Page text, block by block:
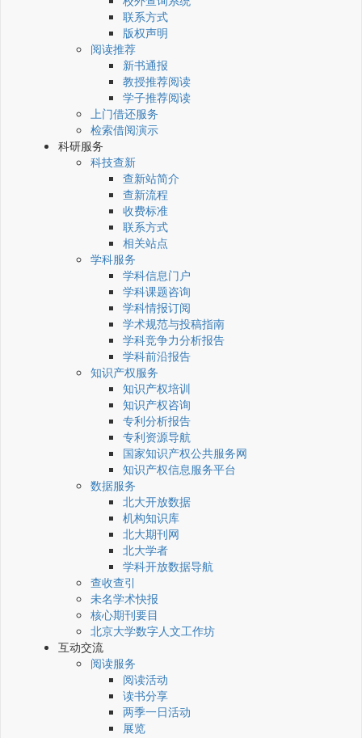
联系方式
版权声明
阅读推荐
新书通报
教授推荐阅读
学子推荐阅读
上门借还服务
检索借阅演示
科研服务
科技查新
查新站简介
查新流程
收费标准
联系方式
相关站点
学科服务
学科信息门户
学科课题咨询
学科情报订阅
学术规范与投稿指南
学科竞争力分析报告
学科前沿报告
知识产权服务
知识产权培训
知识产权咨询
专利分析报告
专利资源导航
国家知识产权公共服务网
知识产权信息服务平台
数据服务
北大开放数据
机构知识库
北大期刊网
北大学者
学科开放数据导航
查收查引
未名学术快报
核心期刊要目
北京大学数字人文工作坊
互动交流
阅读服务
阅读活动
读书分享
两季一日活动
展览